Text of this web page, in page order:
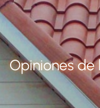
Opiniones